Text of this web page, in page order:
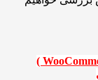
افزونه ووکامرس ( WooCommerce )